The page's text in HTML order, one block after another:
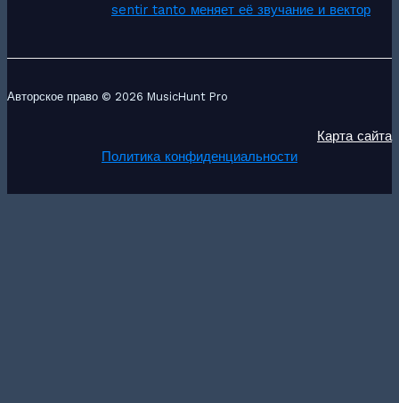
sentir tanto меняет её звучание и вектор
Авторское право © 2026 MusicHunt Pro
Карта сайта
Политика конфиденциальности